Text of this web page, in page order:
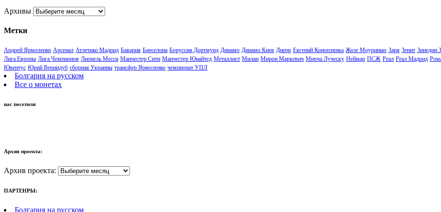
Архивы
Метки
Андрей Ярмоленко Арсенал Атлетико Мадрид Бавария Барселона Боруссия Дортмунд Динамо Динамо Киев Днепр Евгений Коноплянка Жозе Моуринью Заря Зенит Зинедин
Лига Европы Лига Чемпионов Лионель Месси Манчестер Сити Манчестер Юнайтед Металлист Милан Мирон Маркевич Мирча Луческу Неймар ПСЖ Реал Реал Мадрид
Ювентус Юрий Вернидуб сборная Украины трансфер Ярмоленко чемпионат УПЛ
Болгария на русском
Все о монетах
нас посетили
Архив проекта:
Архив проекта:
ПАРТЕНРЫ:
Болгария на русском